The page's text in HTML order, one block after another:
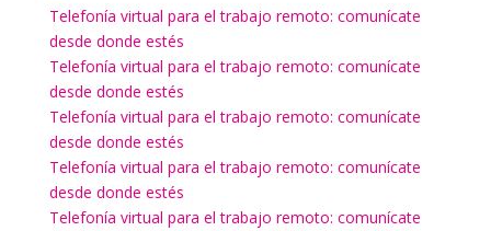
Telefonía virtual para el trabajo remoto: comunícate
desde donde estés
Telefonía virtual para el trabajo remoto: comunícate
desde donde estés
Telefonía virtual para el trabajo remoto: comunícate
desde donde estés
Telefonía virtual para el trabajo remoto: comunícate
desde donde estés
Telefonía virtual para el trabajo remoto: comunícate